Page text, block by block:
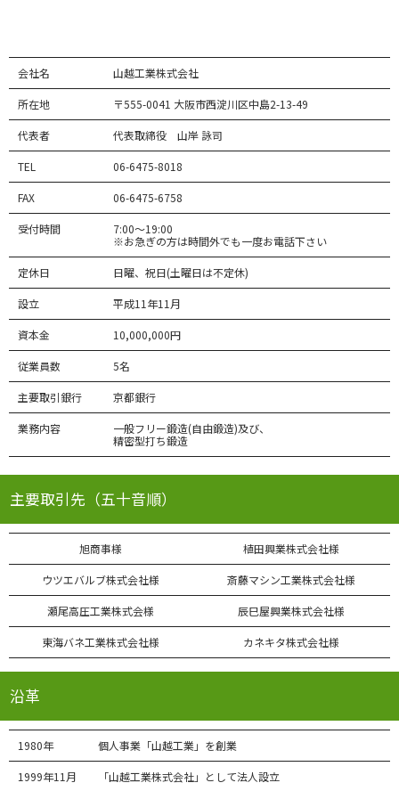
会社名 山越工業株式会社
所在地 〒555-0041 大阪市西淀川区中島2-13-49
代表者 代表取締役 山岸 詠司
TEL 06-6475-8018
FAX 06-6475-6758
受付時間
7:00～19:00
※お急ぎの方は時間外でも一度お電話下さい
定休日 日曜、祝日(土曜日は不定休)
設立 平成11年11月
資本金 10,000,000円
従業員数 5名
主要取引銀行 京都銀行
業務内容
一般フリー鍛造(自由鍛造)及び、
精密型打ち鍛造
主要取引先（五十音順）
旭商事様 植田興業株式会社様
ウツエバルブ株式会社様 斎藤マシン工業株式会社様
瀬尾高圧工業株式会様 辰巳屋興業株式会社様
東海バネ工業株式会社様 カネキタ株式会社様
沿革
1980年 個人事業「山越工業」を創業
1999年11月 「山越工業株式会社」として法人設立